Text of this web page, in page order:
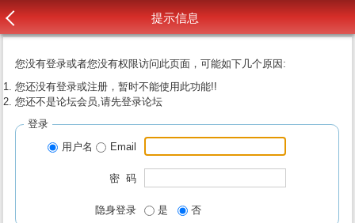
提示信息
您没有登录或者您没有权限访问此页面，可能如下几个原因:
您还没有登录或注册，暂时不能使用此功能!!
您还不是论坛会员,请先登录论坛
登录
用户名
Email
密 码
隐身登录 是 否